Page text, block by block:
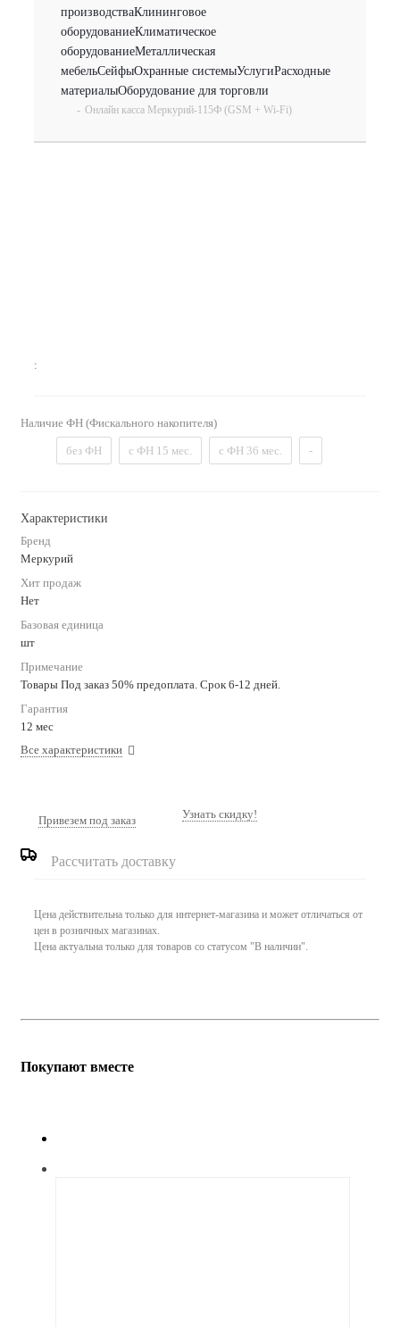
производстваКлининговое
оборудованиеКлиматическое
оборудованиеМеталлическая
мебельСейфыОхранные системыУслугиРасходные
материалыОборудование для торговли
- Онлайн касса Меркурий-115Ф (GSM + Wi-Fi)
:
Наличие ФН (Фискального накопителя)
без ФН с ФН 15 мес. с ФН 36 мес. -
Характеристики
Бренд
Меркурий
Хит продаж
Нет
Базовая единица
шт
Примечание
Товары Под заказ 50% предоплата. Срок 6-12 дней.
Гарантия
12 мес
Все характеристики
Привезем под заказ Узнать скидку!
Рассчитать доставку
Цена действительна только для интернет-магазина и может отличаться от
цен в розничных магазинах.
Цена актуальна только для товаров со статусом "В наличии".
Покупают вместе